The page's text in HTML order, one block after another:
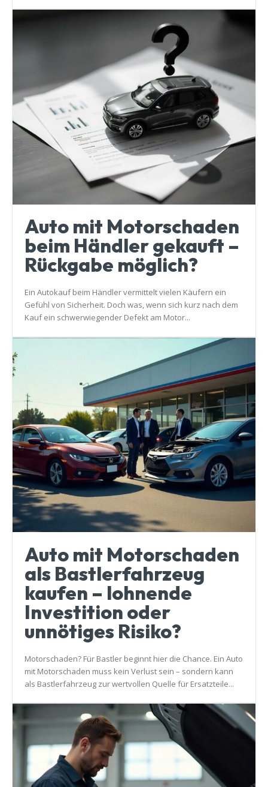
Auto mit Motorschaden
beim Händler gekauft –
Rückgabe möglich?
Ein Autokauf beim Händler vermittelt vielen Käufern ein
Gefühl von Sicherheit. Doch was, wenn sich kurz nach dem
Kauf ein schwerwiegender Defekt am Motor...
Auto mit Motorschaden
als Bastlerfahrzeug
kaufen – lohnende
Investition oder
unnötiges Risiko?
Motorschaden? Für Bastler beginnt hier die Chance. Ein Auto
mit Motorschaden muss kein Verlust sein – sondern kann
als Bastlerfahrzeug zur wertvollen Quelle für Ersatzteile...